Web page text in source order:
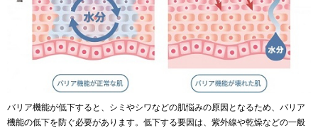
バリア機能が低下すると、シミやシワなどの肌悩みの原因となるため、バリア
機能の低下を防ぐ必要があります。低下する要因は、紫外線や乾燥などの一般